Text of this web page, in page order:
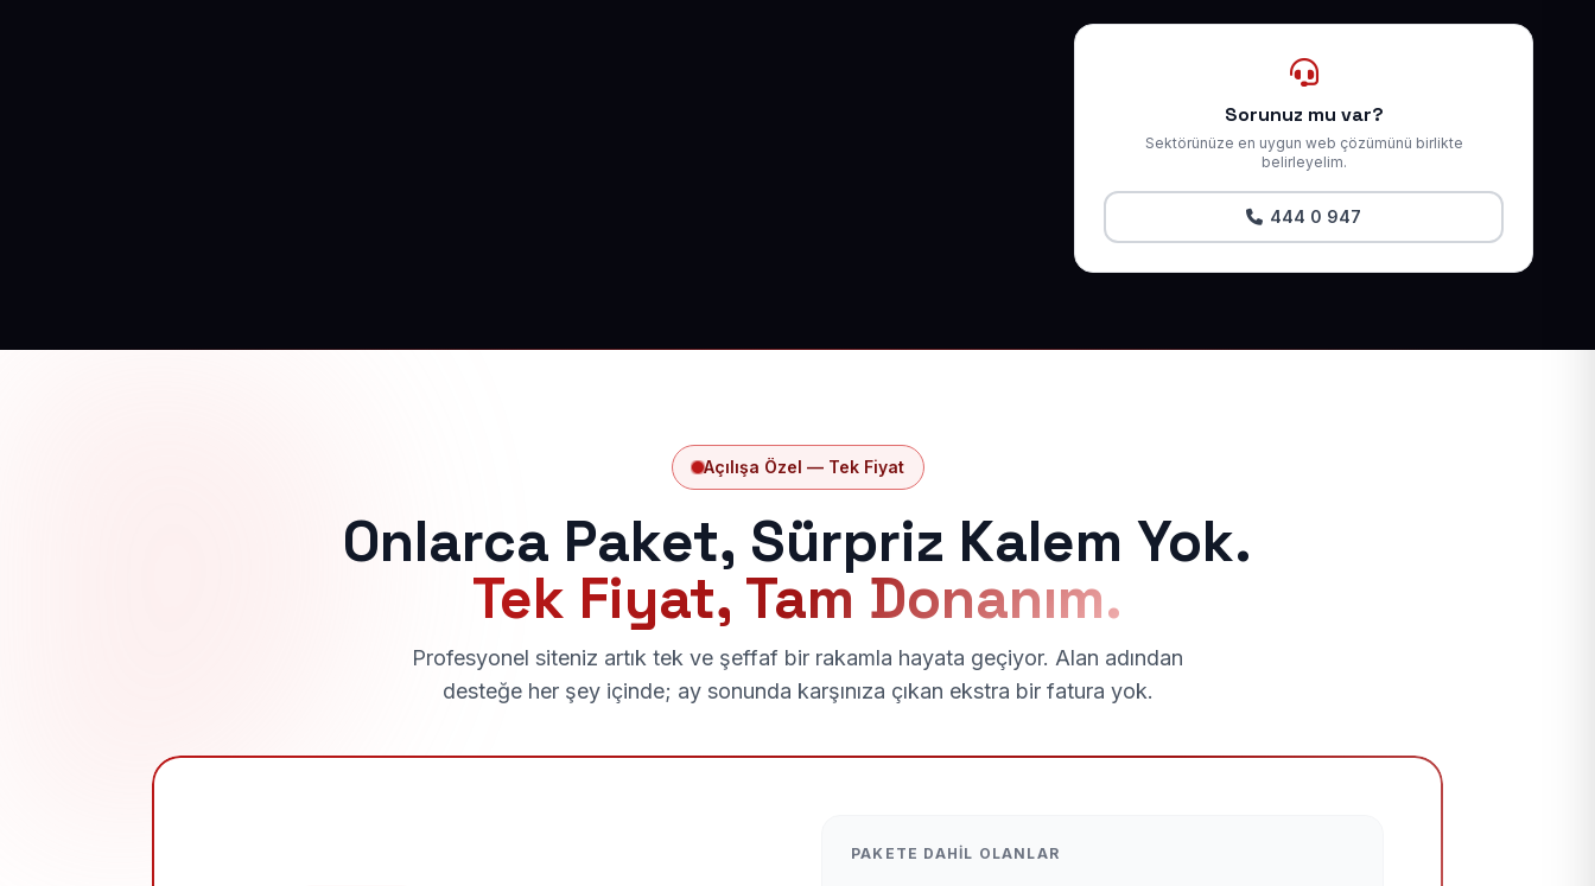
Sorunuz mu var?
Sektörünüze en uygun web çözümünü birlikte
belirleyelim.
444 0 947
Açılışa Özel — Tek Fiyat
Onlarca Paket, Sürpriz Kalem Yok.
Tek Fiyat, Tam Donanım.
Profesyonel siteniz artık tek ve şeffaf bir rakamla hayata geçiyor. Alan adından
desteğe her şey içinde; ay sonunda karşınıza çıkan ekstra bir fatura yok.
PAKETE DAHIL OLANLAR